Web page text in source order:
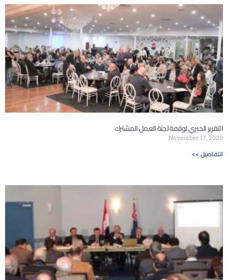
التقرير الخبري لوقفة لجنة العمل المشترك
November 17, 2020
<< التفاصيل